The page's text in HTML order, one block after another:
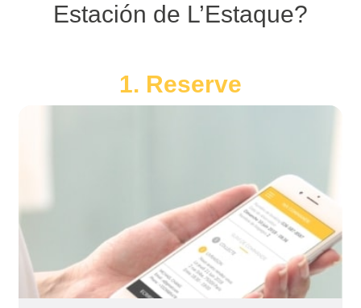
Estación de L’Estaque?
1. Reserve